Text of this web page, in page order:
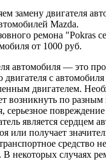
замену двигателя
Mazda.
ремона "Pokras
от 1000 руб.
автомобиля — это
двигателя с
двигателем.
возникнуть по
серьезное
является сердцем
или получает
средство
В некоторых случаях